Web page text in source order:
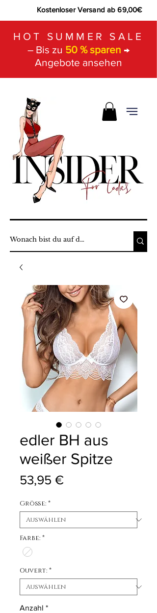
Kostenloser Versand ab 69,00€
HOT SUMMER SALE
– Bis zu 50 % sparen →
Angebote ansehen
edler BH aus
weißer Spitze
53,95 €Preis
Größe: *
Farbe: *
Ouvert: *
Anzahl *